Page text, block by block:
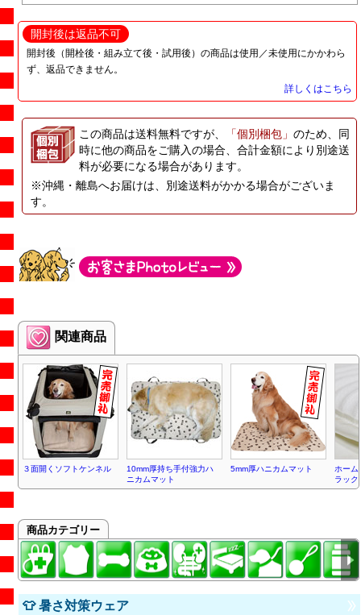
開封後は返品不可
開封後（開栓後・組み立て後・試用後）の商品は使用／未使用にかかわら
ず、返品できません。
詳しくはこちら
この商品は送料無料ですが、 「個別梱包」 のため、同
時に他の商品をご購入の場合、合計金額により別途送
料が必要になる場合があります。
※沖縄・離島へお届けは、別途送料がかかる場合がございま
す。
関連商品
３面開くソフトケンネル
10mm厚持ち手付強力ハ
ニカムマット
5mm厚ハニカムマット
ホーム
ラック
商品カテゴリー
👕 暑さ対策ウェア